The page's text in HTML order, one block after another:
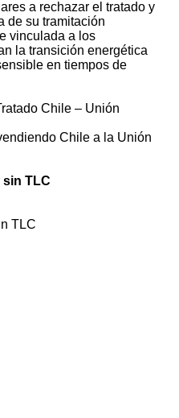
a rechazar el tratado y
de su tramitación
vinculada a los
la transición energética
en tiempos de
Chile – Unión
Chile a la Unión
sin TLC
TLC